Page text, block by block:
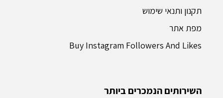
השירותים הנמכרים ביותר
תקנון ותנאי שימוש
מפת אתר
Buy Instagram Followers And Likes